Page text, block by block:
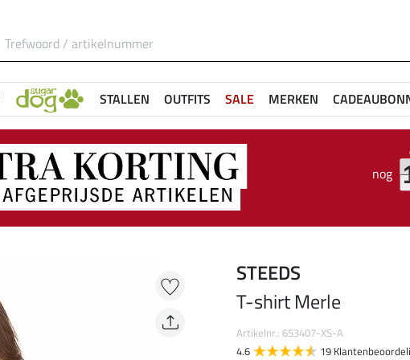
STALLEN OUTFITS SALE MERKEN
nog
STEEDS
T-shirt Merle
Artikelnr.: 653407-XS-A
4.6
19